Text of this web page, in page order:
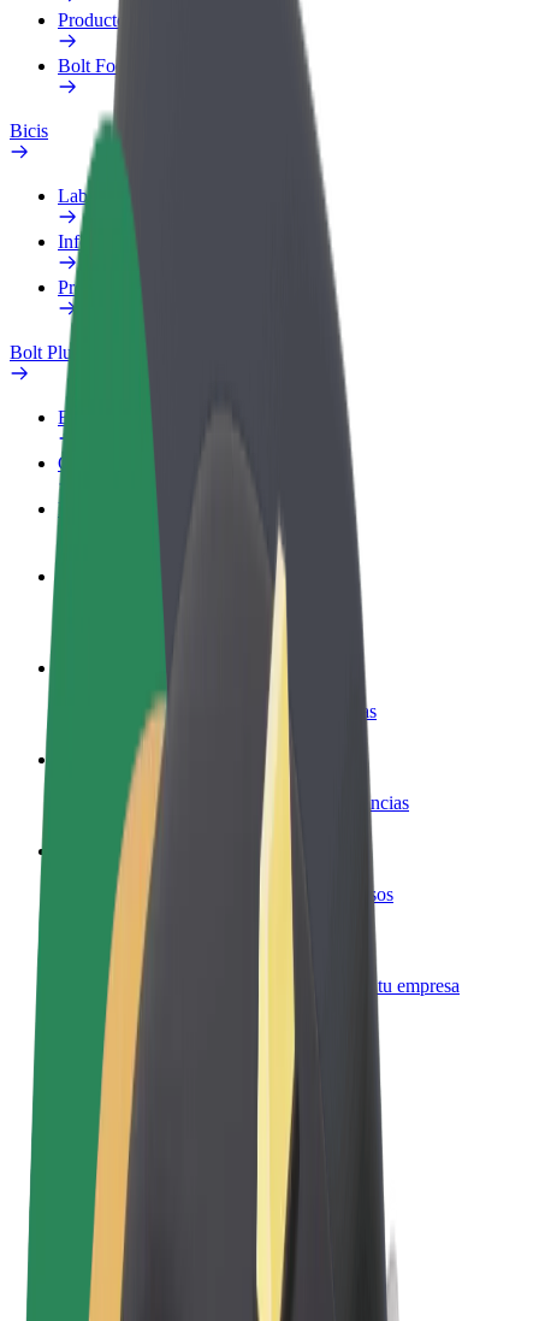
Productos
Bolt Food para empresas
Bicis
Laboratorio de seguridad
Informar de un problema
Preguntas frecuentes
Bolt Plus
Beneficios
Cómo unirse
Preguntas frecuentes
Gana dinero colaborando con Bolt
Colaborar como repartidor
Reparte comida y cobra todas las semanas
Añadir un restaurante o tienda
Llega a más clientes y maximiza tus ganancias
Registrarse como propietario de flota
Añade tu flota a Bolt y potencia tus ingresos
Bolt para empresas
Productos y servicios de Bolt adaptados a tu empresa
Términos y Condiciones
Privacidad
Cookies
© 2026 Bolt Technology OÜ
Productos